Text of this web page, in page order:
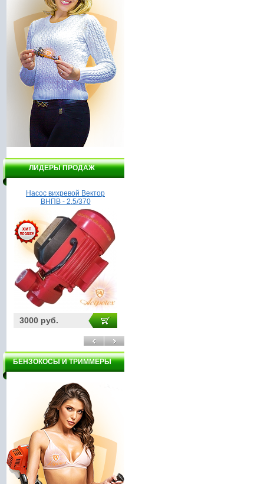
ЛИДЕРЫ ПРОДАЖ
Насос вихревой Вектор
ВНПВ - 2.5/370
3000 руб.
БЕНЗОКОСЫ И ТРИММЕРЫ